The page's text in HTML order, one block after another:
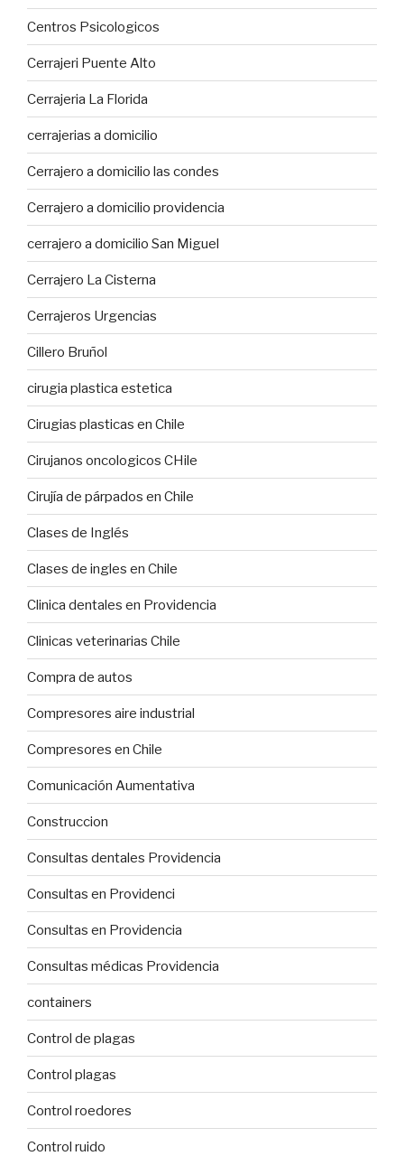
Centros Psicologicos
Cerrajeri Puente Alto
Cerrajeria La Florida
cerrajerias a domicilio
Cerrajero a domicilio las condes
Cerrajero a domicilio providencia
cerrajero a domicilio San Miguel
Cerrajero La Cisterna
Cerrajeros Urgencias
Cillero Bruñol
cirugia plastica estetica
Cirugias plasticas en Chile
Cirujanos oncologicos CHile
Cirujía de párpados en Chile
Clases de Inglés
Clases de ingles en Chile
Clinica dentales en Providencia
Clinicas veterinarias Chile
Compra de autos
Compresores aire industrial
Compresores en Chile
Comunicación Aumentativa
Construccion
Consultas dentales Providencia
Consultas en Providenci
Consultas en Providencia
Consultas médicas Providencia
containers
Control de plagas
Control plagas
Control roedores
Control ruido